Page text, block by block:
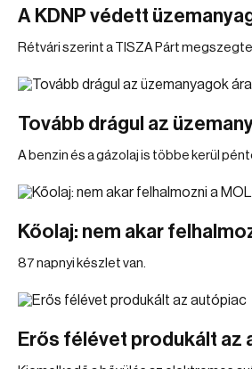
A KDNP védett
Rétvári szerint a TISZA Párt
Tovább drágul az
A benzin és a gázolaj is többe kerül
Kőolaj: nem akar
87 napnyi készlet van.
Erős félévet produkált az